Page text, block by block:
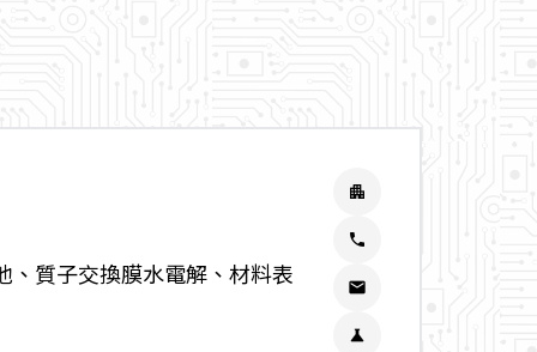
、質子交換膜水電解、材料表
apartment
phone
email
science